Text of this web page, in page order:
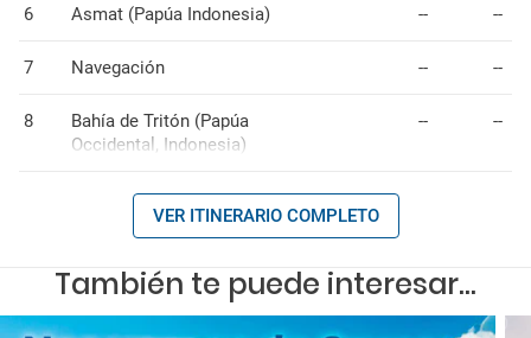
6 Asmat (Papúa Indonesia) -- --
7 Navegación -- --
8
Bahía de Tritón (Papúa
Occidental, Indonesia)
-- --
VER ITINERARIO COMPLETO
También te puede interesar...